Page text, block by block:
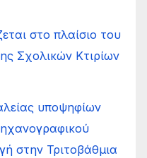
στο πλαίσιο του
Σχολικών Κτιρίων
υποψηφίων
στην Τριτοβάθμια